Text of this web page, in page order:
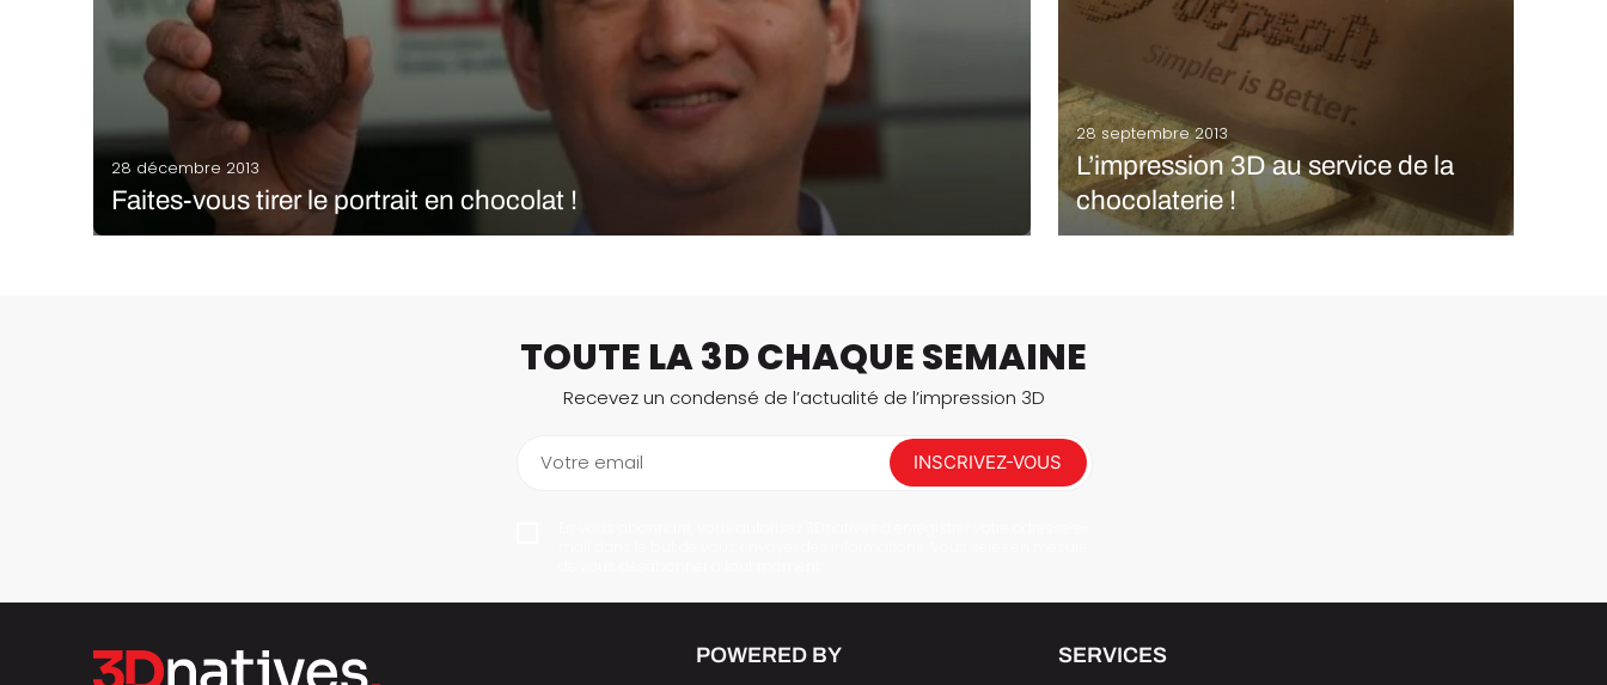
Logiciels 3D
Scanners 3D
28 décembre 2013
Faites-vous tirer le portrait en chocolat !
28 septembre 2013
L’impression 3D au service de la
chocolaterie !
et basée à Austin, Texas. Le projet vient d’intégrer la
plateforme de financement…
TOUTE LA 3D CHAQUE SEMAINE
Recevez un condensé de l’actualité de l’impression 3D
Votre email INSCRIVEZ-VOUS
POWERED BY SERVICES